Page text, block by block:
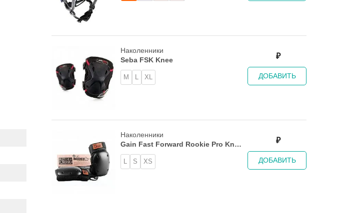
Наколенники
Seba FSK Knee
M XL
₽
ДОБАВИТЬ
Наколенники
Gain Fast Forward Rookie Pro Knee
Pad
S XS
₽
ДОБАВИТЬ